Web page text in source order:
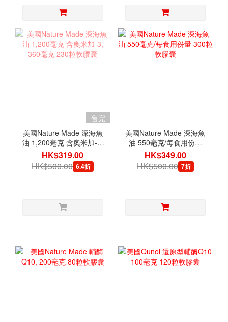
售完
美國Nature Made 深海魚
油 1,200毫克 含奧米加-3,
360毫克 230粒軟膠囊
HK$319.00
HK$500.00 6.4折
美國Nature Made 深海魚
油 550毫克/每食用份量
300粒軟膠囊
HK$349.00
HK$500.00 7折